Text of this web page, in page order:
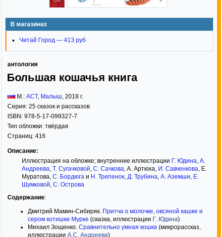
В магазинах
Читай Город — 413 руб
антология
Большая кошачья книга
М.: АСТ, Малыш 2018 г.
Серия: 25 сказок и рассказов
ISBN: 978-5-17-099327-7
Тип обложки: твёрдая
Страниц: 416
Описание:
Иллюстрация на обложке; внутренние иллюстрации Г. Юдина А.
Андреева Т. Сугачковой С. Сачкова , А. Артюха, И. Савченкова , Е.
Муратова, С. Бордюга и Н. Трепенок, Д. Трубина А. Аземши Е.
Шумковой С. Острова
Содержание:
Дмитрий Мамин-Сибиряк. Притча о молочке, овсяной кашке и
сером котишке Мурке (сказка, иллюстрации Г. Юдина)
Михаил Зощенко. Сравнительно умная кошка (микрорассказ,
иллюстрации А.С. Андреева)